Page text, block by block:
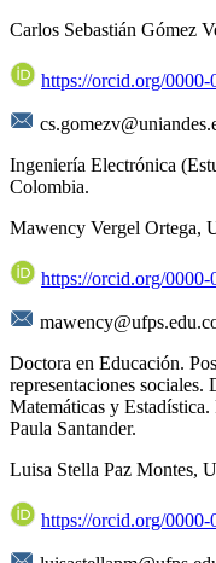
Carlos Sebastián Gómez
https://orcid.org/
Ingeniería Electrónica
Colombia.
Mawency Vergel Ortega,
https://orcid.org/
Doctora en Educación.
representaciones
Matemáticas y
Paula Santander.
Luisa Stella Paz Montes,
https://orcid.org/0000-